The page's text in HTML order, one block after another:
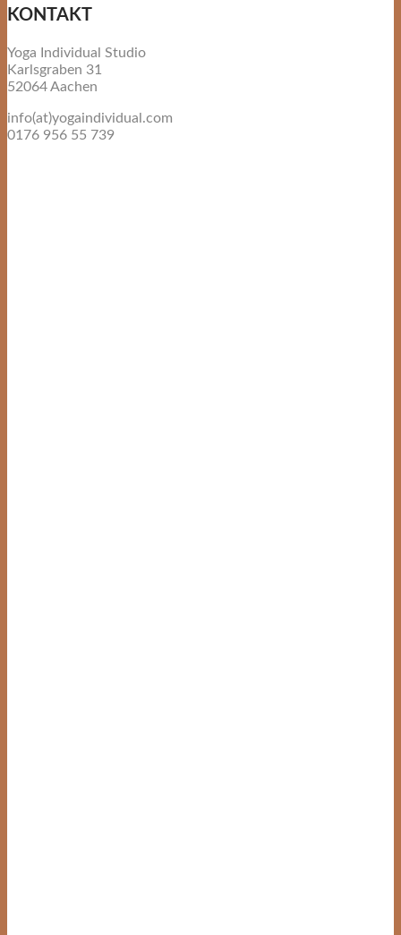
KONTAKT
Yoga Individual Studio
Karlsgraben 31
52064 Aachen
info(at)yogaindividual.com
0176 956 55 739